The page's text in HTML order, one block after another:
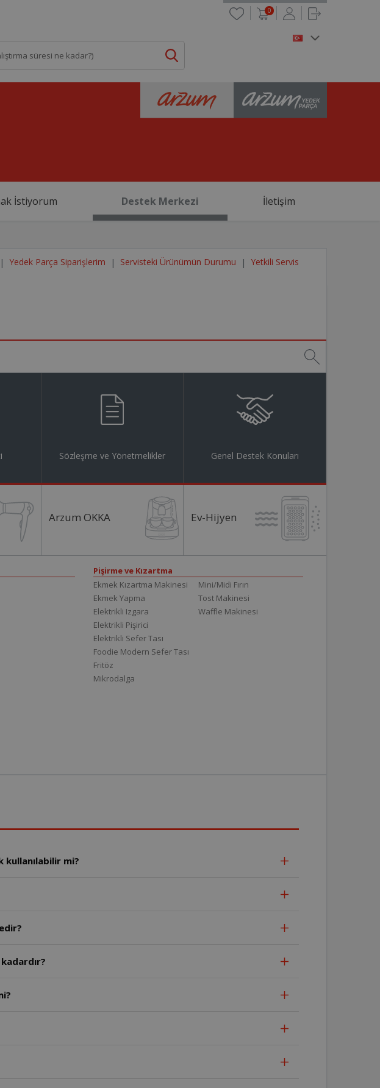
0
İstiyorum Destek Merkezi İletişim
Yedek Parça Siparişlerim Servisteki Ürünümün Durumu Yetkili Servis
Sözleşme ve Yönetmelikler Genel Destek Konuları
Arzum OKKA Ev-Hijyen
Pişirme ve Kızartma
Ekmek Kızartma Makinesi
Ekmek Yapma
Elektrikli Izgara
Elektrikli Pişirici
Elektrikli Sefer Tası
Foodie Modern Sefer Tası
Fritöz
Mikrodalga
Mini/Midi Fırın
Tost Makinesi
Waffle Makinesi
kullanılabilir mi?